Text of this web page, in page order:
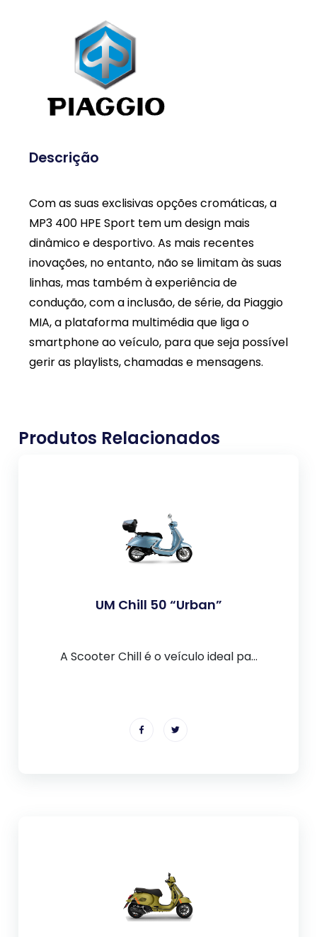
Descrição
Com as suas exclisivas opções cromáticas, a
MP3 400 HPE Sport tem um design mais
dinâmico e desportivo. As mais recentes
inovações, no entanto, não se limitam às suas
linhas, mas também à experiência de
condução, com a inclusão, de série, da Piaggio
MIA, a plataforma multimédia que liga o
smartphone ao veículo, para que seja possível
gerir as playlists, chamadas e mensagens.
Produtos Relacionados
UM Chill 50 “Urban”
A Scooter Chill é o veículo ideal pa...